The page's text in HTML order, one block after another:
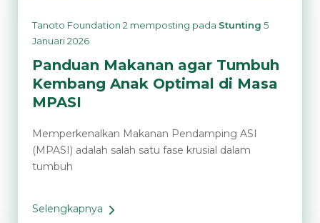
Tanoto Foundation 2 memposting pada Stunting 5
Januari 2026
Panduan Makanan agar Tumbuh
Kembang Anak Optimal di Masa
MPASI
Memperkenalkan Makanan Pendamping ASI
(MPASI) adalah salah satu fase krusial dalam
tumbuh
Selengkapnya
Panduan